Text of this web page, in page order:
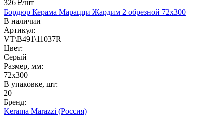
326 ₽/шт
Бордюр Керама Марацци Жардим 2 обрезной 72x300
В наличии
Артикул:
VT\B491\11037R
Цвет:
Серый
Размер, мм:
72x300
В упаковке, шт:
20
Бренд:
Kerama Marazzi (Россия)